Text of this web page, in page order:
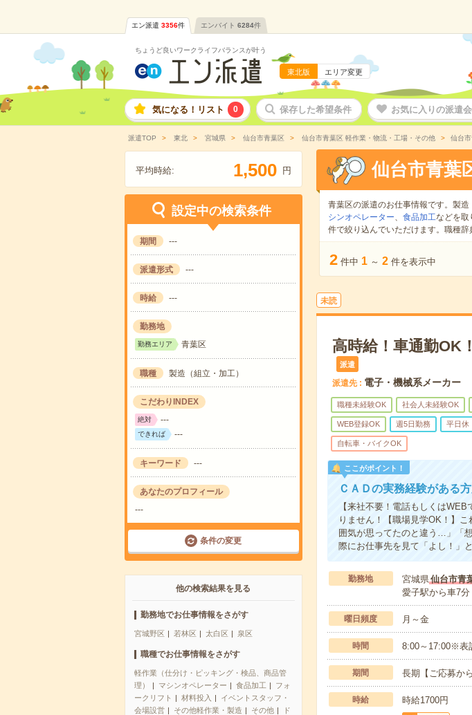
エン派遣 3356件 エンバイト 6284件
ちょうど良いワークライフバランスが叶う
東北版 エリア変更
気になる！リスト 0 保存した希望条件 お気に入りの派遣
派遣TOP 東北 宮城県 仙台市青葉区 仙台市青葉区 軽作業・物流・工場・その他 仙台
平均時給: 1,500 円
設定中の検索条件
期間 ---
派遣形式 ---
時給 ---
勤務地
勤務エリア 青葉区
職種 製造（組立・加工）
こだわりINDEX
絶対 ---
できれば ---
キーワード ---
あなたのプロフィール
---
条件の変更
他の検索結果を見る
勤務地でお仕事情報をさがす
宮城野区 若林区 太白区 泉区
職種でお仕事情報をさがす
軽作業（仕分け・ピッキング・検品、商品管
理）
マシンオペレーター 食品加工
フォ
ークリフト
材料投入
イベントスタッフ・
会場設営
その他軽作業・製造 その他
ド
仙台市青葉
青葉区の派遣のお仕事情報です。製造
シンオペレーター、 食品加工などを取
件で絞り込んでいただけます。職種辞
2 件中 1 ～ 2 件を表示中
未読
高時給！車通勤OK
派遣
派遣先 電子・機械系メーカー
職種未経験OK 社会人未経験OK
WEB登録OK 週5日勤務 平日休
自転車・バイクOK
ここがポイント！
ＣＡＤの実務経験がある
【来社不要！電話もしくは
りません！【職場見学OK！】こ
囲気が思ってたのと違う…」「
際にお仕事先を見て「よし！」
勤務地 宮城県仙台市青
愛子駅から車7分
曜日頻度 月～金
時間 8:00～17:00※表
期間 長期【ご応募か
時給 時給1700円